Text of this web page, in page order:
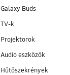
Galaxy Buds
TV-k
Projektorok
Audio eszközök
Hűtőszekrények